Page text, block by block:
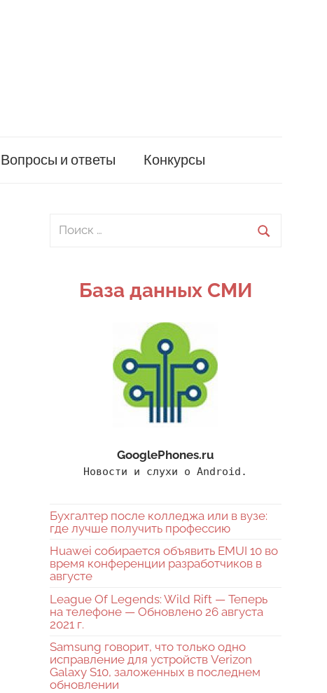
Вопросы и ответы Конкурсы
Поиск
База данных СМИ
GooglePhones.ru
Новости и слухи о Android.
Бухгалтер после колледжа или в вузе:
где лучше получить профессию
Huawei собирается объявить EMUI 10 во
время конференции разработчиков в
августе
League Of Legends: Wild Rift — Теперь
на телефоне — Обновлено 26 августа
2021 г.
Samsung говорит, что только одно
исправление для устройств Verizon
Galaxy S10, заложенных в последнем
обновлении